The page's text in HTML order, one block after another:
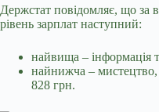
Держстат повідомляє, що за
рівень зарплат наступний:
найвища – інформація
найнижча – мистецтво,
828 грн.